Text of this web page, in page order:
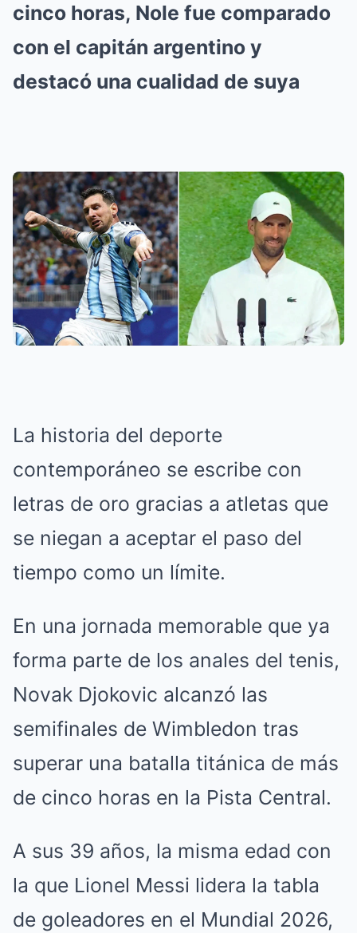
cinco horas, Nole fue comparado
con el capitán argentino y
destacó una cualidad de suya
La historia del deporte
contemporáneo se escribe con
letras de oro gracias a atletas que
se niegan a aceptar el paso del
tiempo como un límite.
En una jornada memorable que ya
forma parte de los anales del tenis,
Novak Djokovic alcanzó las
semifinales de Wimbledon tras
superar una batalla titánica de más
de cinco horas en la Pista Central.
A sus 39 años, la misma edad con
la que Lionel Messi lidera la tabla
de goleadores en el Mundial 2026,